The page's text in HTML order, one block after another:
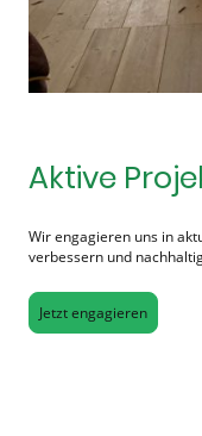
Aktive
Wir engagieren uns in
verbessern und
Jetzt engagieren